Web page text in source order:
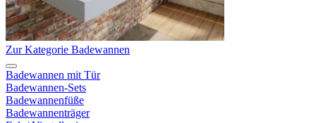
Zur Kategorie Badewannen
Badewannen mit Tür
Badewannen-Sets
Badewannenfüße
Badewannenträger